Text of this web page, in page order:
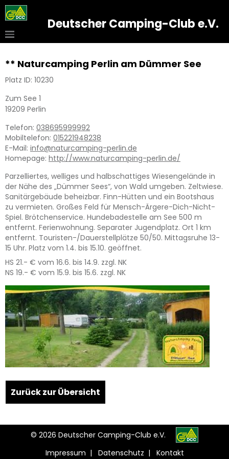
Deutscher Camping-Club e.V.
** Naturcamping Perlin am Dümmer See
Platz ID: 10230
Zum See 1
19209 Perlin
Telefon: 038695999992
Mobiltelefon: 015221948238
E-Mail: info@naturcamping-perlin.de
Homepage: http://www.naturcamping-perlin.de/
Parzelliertes, welliges und halbschattiges Wiesengelände in
der Nähe des „Dümmer Sees“, von Wald umgeben. Zeltwiese.
Sanitärgebäude beheizbar. Finn-Hütten und ein Bootshaus
zu vermieten. Großes Feld für Mensch-Ärgere-Dich-Nicht-
Spiel. Brötchenservice. Hundebadestelle am See 500 m
entfernt. Ferienwohnung. Separater Jugendplatz. Ort 1 km
entfernt. Touristen-/Dauerstellplätze 50/50. Mittagsruhe 13-
15 Uhr. Platz vom 1.4. bis 15.10. geöffnet.
HS 21.- € vom 16.6. bis 14.9. zzgl. NK
NS 19.- € vom 15.9. bis 15.6. zzgl. NK
+
−
Zurück zur Übersicht
© 2026 Deutscher Camping-Club e.V.
Impressum | Datenschutz | Kontakt